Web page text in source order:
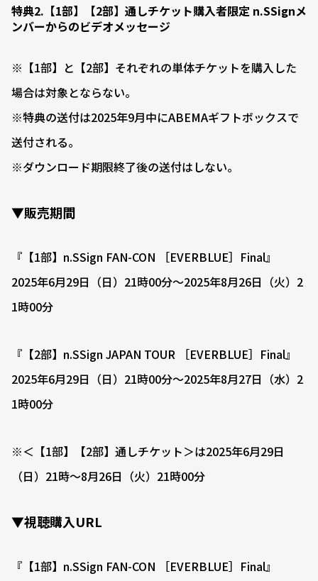
特典2.【1部】【2部】通しチケット購入者限定 n.SSignメ
ンバーからのビデオメッセージ
※【1部】と【2部】それぞれの単体チケットを購入した
場合は対象とならない。
※特典の送付は2025年9月中にABEMAギフトボックスで
送付される。
※ダウンロード期限終了後の送付はしない。
▼販売期間
『【1部】n.SSign FAN-CON ［EVERBLUE］Final』
2025年6月29日（日）21時00分〜2025年8月26日（火）2
1時00分
『【2部】n.SSign JAPAN TOUR ［EVERBLUE］Final』
2025年6月29日（日）21時00分〜2025年8月27日（水）2
1時00分
※＜【1部】【2部】通しチケット＞は2025年6月29日
（日）21時〜8月26日（火）21時00分
▼視聴購入URL
『【1部】n.SSign FAN-CON ［EVERBLUE］Final』